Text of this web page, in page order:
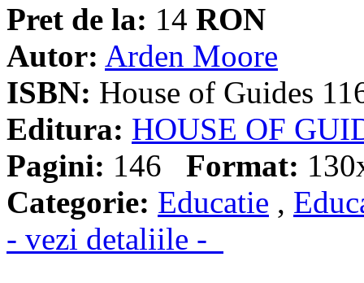
Pret de la: 14 RON
Autor: Arden Moore
ISBN: House of Guides
Editura: HOUSE OF
Pagini: 146 Format:
Categorie: Educatie ,
- vezi detaliile -